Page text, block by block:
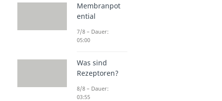
Membranpot
ential
7/8 – Dauer:
05:00
Was sind
Rezeptoren?
8/8 – Dauer:
03:55